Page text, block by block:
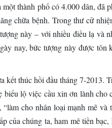
thành phố có 4.000 dân, đã
chữa bệnh. Trong thư cử
này – với nhiều điều lạ và
nay, bức tượng này được tôn
kết thúc hồi đầu tháng 7-2013.
lộ việc cầu xin ơn lành cho
cho nhân loại mạnh mẽ và
của chúng ta, ham mê tiền